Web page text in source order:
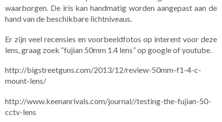
waarborgen. De iris kan handmatig worden aangepast aan de
hand van de beschikbare lichtniveaus.
Er zijn veel recensies en voorbeeldfotos op interent voor deze
lens, graag zoek “fujian 50mm 1.4 lens” op google of youtube.
http://bigstreetguns.com/2013/12/review-50mm-f1-4-c-
mount-lens/
http://www.keenanrivals.com/journal//testing-the-fujian-50-
cctv-lens